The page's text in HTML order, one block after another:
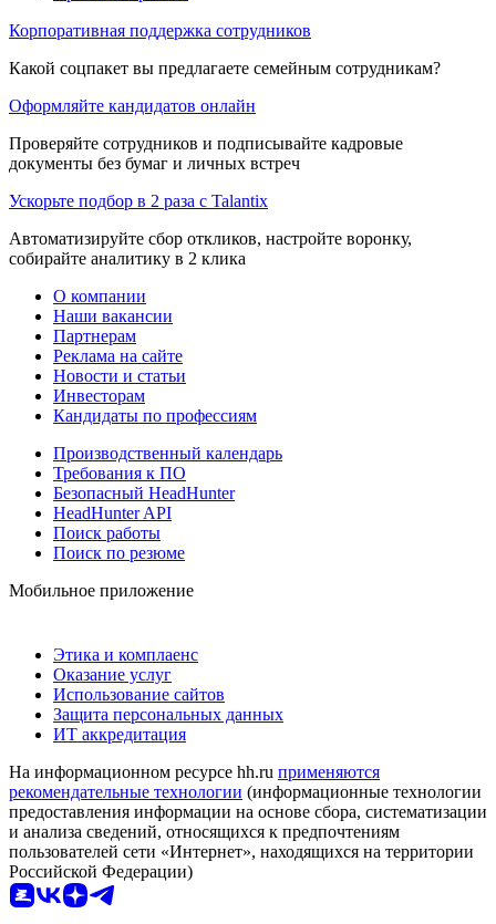
Корпоративная поддержка сотрудников
Какой соцпакет вы предлагаете семейным сотрудникам?
Оформляйте кандидатов онлайн
Проверяйте сотрудников и подписывайте кадровые
документы без бумаг и личных встреч
Ускорьте подбор в 2 раза с Talantix
Автоматизируйте сбор откликов, настройте воронку,
собирайте аналитику в 2 клика
О компании
Наши вакансии
Партнерам
Реклама на сайте
Новости и статьи
Инвесторам
Кандидаты по профессиям
Производственный календарь
Требования к ПО
Безопасный HeadHunter
HeadHunter API
Поиск работы
Поиск по резюме
Мобильное приложение
Этика и комплаенс
Оказание услуг
Использование сайтов
Защита персональных данных
ИТ аккредитация
На информационном ресурсе hh.ru применяются
рекомендательные технологии (информационные технологии
предоставления информации на основе сбора, систематизации
и анализа сведений, относящихся к предпочтениям
пользователей сети «Интернет», находящихся на территории
Российской Федерации)